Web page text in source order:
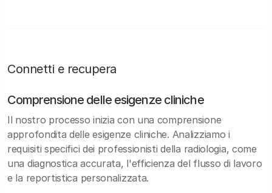
Connetti e recupera
Comprensione delle esigenze cliniche
Il nostro processo inizia con una comprensione
approfondita delle esigenze cliniche. Analizziamo i
requisiti specifici dei professionisti della radiologia, come
una diagnostica accurata, l'efficienza del flusso di lavoro
e la reportistica personalizzata.